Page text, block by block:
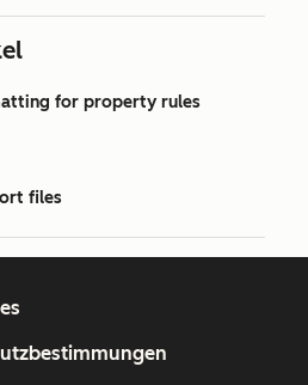
for property rules
files